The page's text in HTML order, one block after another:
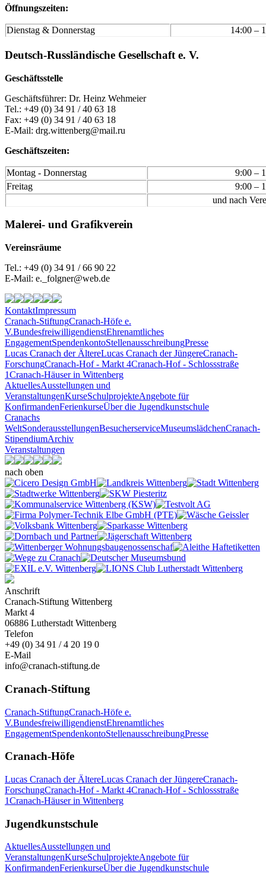
Öffnungszeiten:
Dienstag & Donnerstag 14:00 –
Deutsch-Russländische Gesellschaft e. V.
Geschäftsstelle
Geschäftsführer: Dr. Heinz Wehmeier
Tel.: +49 (0) 34 91 / 40 63 18
Fax: +49 (0) 34 91 / 40 63 18
E-Mail: drg.wittenberg@mail.ru
Geschäftszeiten:
Montag - Donnerstag
9:00 –
Freitag
9:00 –
und nach
Malerei- und Grafikverein
Vereinsräume
Tel.: +49 (0) 34 91 / 66 90 22
E-Mail: e._folgner@web.de
KontaktImpressum
Cranach-StiftungCranach-Höfe e.
V.BundesfreiwilligendienstEhrenamtliches
EngagementSpendenkontoStellenausschreibungPresse
Lucas Cranach der ÄltereLucas Cranach der JüngereCranach-
ForschungCranach-Hof - Markt 4Cranach-Hof - Schlossstraße
1Cranach-Häuser in Wittenberg
AktuellesAusstellungen und
VeranstaltungenKurseSchulprojekteAngebote für
KonfirmandenFerienkurseÜber die Jugendkunstschule
Cranachs
WeltSonderausstellungenBesucherserviceMuseumslädchenCranach-
StipendiumArchiv
Veranstaltungen
nach oben
Anschrift
Cranach-Stiftung Wittenberg
Markt 4
06886 Lutherstadt Wittenberg
Telefon
+49 (0) 34 91 / 4 20 19 0
E-Mail
info@cranach-stiftung.de
Cranach-Stiftung
Cranach-StiftungCranach-Höfe e.
V.BundesfreiwilligendienstEhrenamtliches
EngagementSpendenkontoStellenausschreibungPresse
Cranach-Höfe
Lucas Cranach der ÄltereLucas Cranach der JüngereCranach-
ForschungCranach-Hof - Markt 4Cranach-Hof - Schlossstraße
1Cranach-Häuser in Wittenberg
Jugendkunstschule
AktuellesAusstellungen und
VeranstaltungenKurseSchulprojekteAngebote für
KonfirmandenFerienkurseÜber die Jugendkunstschule